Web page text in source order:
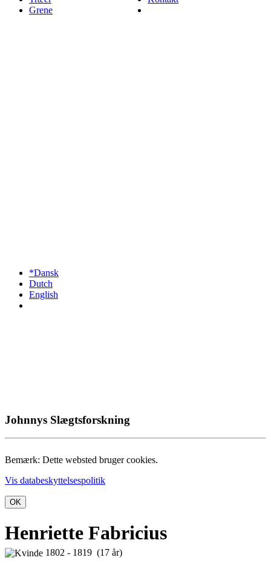
Grene
*Dansk
Dutch
English
Johnnys Slægtsforskning
Bemærk: Dette websted bruger cookies.
Vis databeskyttelsespolitik
OK
Henriette Fabricius
1802 - 1819 (17 år)